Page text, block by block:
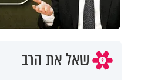
שאל את הרב